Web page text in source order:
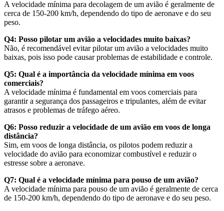
A velocidade mínima para decolagem de um avião é geralmente de
cerca de 150-200 km/h, dependendo do tipo de aeronave e do seu
peso.
Q4: Posso pilotar um avião a velocidades muito baixas?
Não, é recomendável evitar pilotar um avião a velocidades muito
baixas, pois isso pode causar problemas de estabilidade e controle.
Q5: Qual é a importância da velocidade mínima em voos
comerciais?
A velocidade mínima é fundamental em voos comerciais para
garantir a segurança dos passageiros e tripulantes, além de evitar
atrasos e problemas de tráfego aéreo.
Q6: Posso reduzir a velocidade de um avião em voos de longa
distância?
Sim, em voos de longa distância, os pilotos podem reduzir a
velocidade do avião para economizar combustível e reduzir o
estresse sobre a aeronave.
Q7: Qual é a velocidade mínima para pouso de um avião?
A velocidade mínima para pouso de um avião é geralmente de cerca
de 150-200 km/h, dependendo do tipo de aeronave e do seu peso.